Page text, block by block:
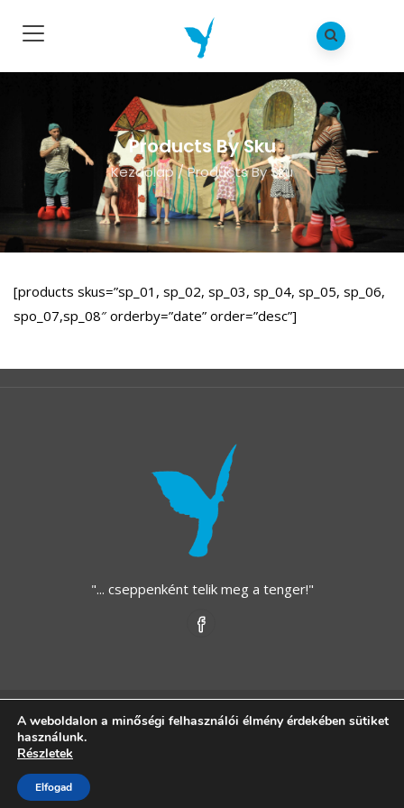
Products By Sku
Kezdõlap/Products By Sku
[products skus=”sp_01, sp_02, sp_03, sp_04, sp_05, sp_06,
spo_07,sp_08″ orderby=”date” order=”desc”]
"... cseppenként telik meg a tenger!"
Copyright © 2021 - Kék Madár Alapítvány - Közhasznú
A weboldalon a minőségi felhasználói élmény érdekében sütiket
használunk.
Részletek
Elfogad